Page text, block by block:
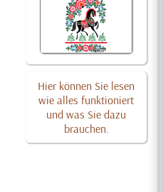
Hier können Sie lesen
wie alles funktioniert
und was Sie dazu
brauchen.